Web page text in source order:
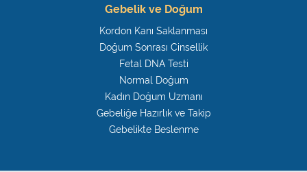
Gebelik ve Doğum
Kordon Kanı Saklanması
Doğum Sonrası Cinsellik
Fetal DNA Testi
Normal Doğum
Kadın Doğum Uzmanı
Gebeliğe Hazırlık ve Takip
Gebelikte Beslenme